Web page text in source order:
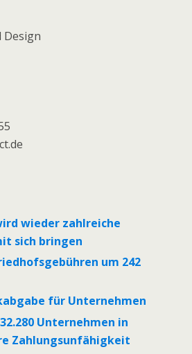
Design
wieder zahlreiche
sich bringen
um 242
für Unternehmen
Unternehmen in
Zahlungsunfähigkeit